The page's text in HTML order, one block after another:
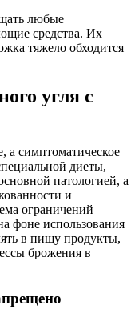
любые
средства. Их
тяжело обходится
угля с
а симптоматическое
диеты,
патологией, а
и
ограничений
фоне использования
в пищу продукты,
брожения в